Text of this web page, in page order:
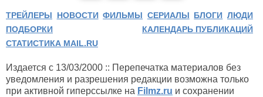
ТРЕЙЛЕРЫ НОВОСТИ ФИЛЬМЫ СЕРИАЛЫ БЛОГИ ЛЮДИ
ПОДБОРКИ
КАЛЕНДАРЬ ПУБЛИКАЦИЙ
СТАТИСТИКА MAIL.RU
Издается с 13/03/2000 :: Перепечатка материалов без
уведомления и разрешения редакции возможна только
при активной гиперссылке на Filmz.ru и сохранении